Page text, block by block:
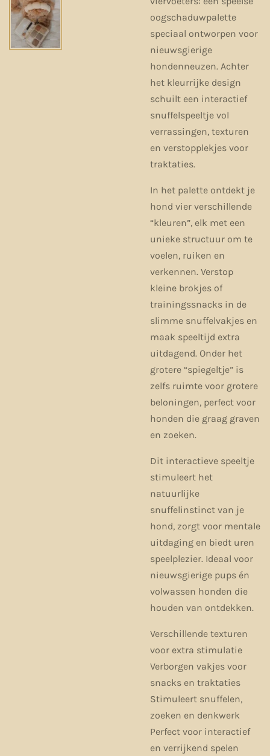
oogschaduwpalette
speciaal ontworpen voor
nieuwsgierige
hondenneuzen. Achter
het kleurrijke design
schuilt een interactief
snuffelspeeltje vol
verrassingen, texturen
en verstopplekjes voor
traktaties.
In het palette ontdekt je
hond vier verschillende
“kleuren”, elk met een
unieke structuur om te
voelen, ruiken en
verkennen. Verstop
kleine brokjes of
trainingssnacks in de
slimme snuffelvakjes en
maak speeltijd extra
uitdagend. Onder het
grotere “spiegeltje” is
zelfs ruimte voor grotere
beloningen, perfect voor
honden die graag graven
en zoeken.
Dit interactieve speeltje
stimuleert het
natuurlijke
snuffelinstinct van je
hond, zorgt voor mentale
uitdaging en biedt uren
speelplezier. Ideaal voor
nieuwsgierige pups én
volwassen honden die
houden van ontdekken.
Verschillende texturen
voor extra stimulatie
Verborgen vakjes voor
snacks en traktaties
Stimuleert snuffelen,
zoeken en denkwerk
Perfect voor interactief
en verrijkend spelen